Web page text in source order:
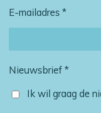
E-mailadres *
Nieuwsbrief *
Ik wil graag de